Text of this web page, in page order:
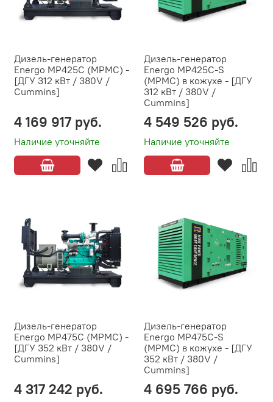
Дизель-генератор
Energo MP425C (MPMC) -
[ДГУ 312 кВт / 380V /
Cummins]
Наличие уточняйте
4 169 917 руб.
Дизель-генератор
Energo MP425C-S
(MPMC) в кожухе - [ДГУ
312 кВт / 380V /
Cummins]
Наличие уточняйте
4 549 526 руб.
Дизель-генератор
Energo MP475C (MPMC) -
[ДГУ 352 кВт / 380V /
Cummins]
4 317 242 руб.
Дизель-генератор
Energo MP475C-S
(MPMC) в кожухе - [ДГУ
352 кВт / 380V /
Cummins]
4 695 766 руб.